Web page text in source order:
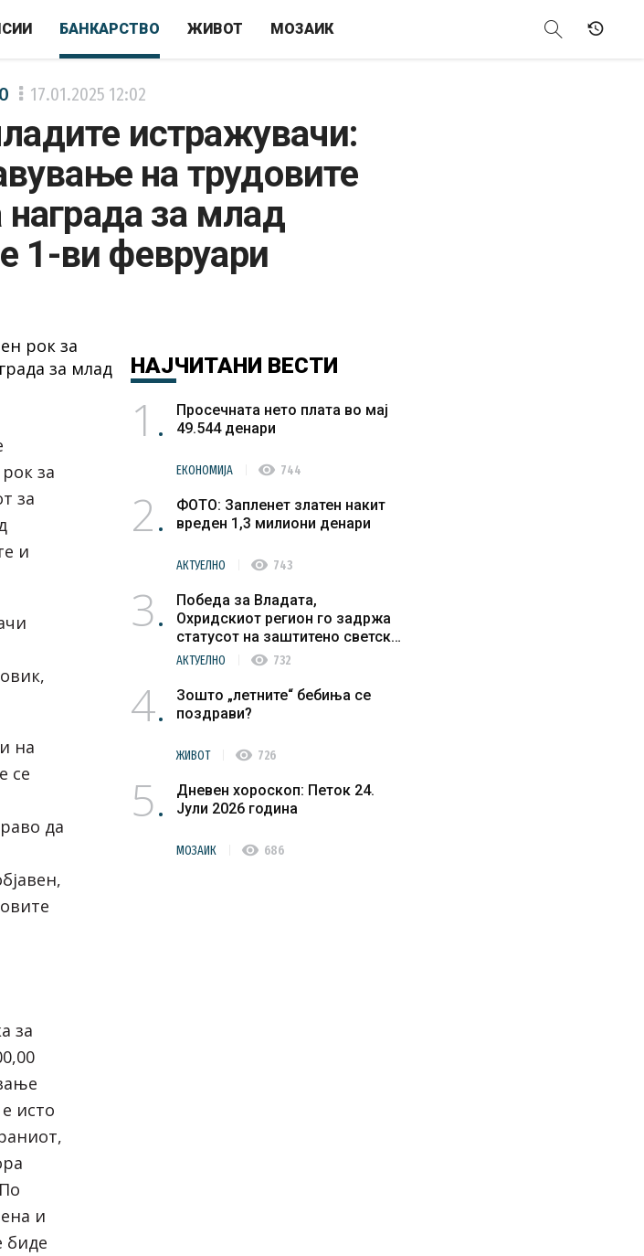
БАНКАРСТВО ЖИВОТ МОЗАИК
17.01.2025 12:02
истражувачи:
на трудовите
за млад
1-ви февруари
за
за
и
на
се
да
за
исто
и
биде
НАЈЧИТАНИ ВЕСТИ
1
Просечната нето плата во мај
49.544 денари
ЕКОНОМИЈА visibility 744
2
ФОТО: Запленет златен накит
вреден 1,3 милиони денари
АКТУЕЛНО visibility 743
3
Победа за Владата,
Охридскиот регион го задржа
статусот на заштитено светско
културно наследство
АКТУЕЛНО visibility 732
4
Зошто „летните“ бебиња се
поздрави?
ЖИВОТ visibility 726
5
Дневен хороскоп: Петок 24.
Јули 2026 година
МОЗАИК visibility 686